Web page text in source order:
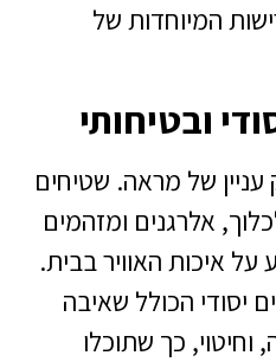
המיוחדות של
ובטיחותי
של מראה. שטיחים
אלרגנים ומזהמים
איכות האוויר בבית.
יסודי הכולל שאיבה
כך שתוכלו